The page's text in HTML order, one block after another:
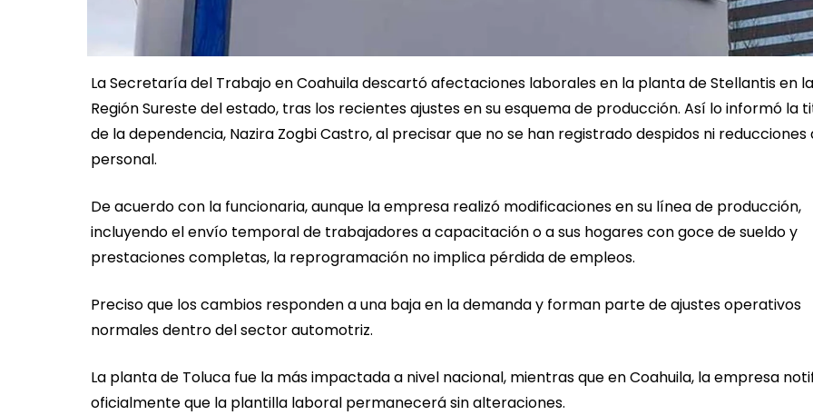
La Secretaría del Trabajo en Coahuila descartó afectaciones laborales en la planta de Stellantis en la
Región Sureste del estado, tras los recientes ajustes en su esquema de producción. Así lo informó la
de la dependencia, Nazira Zogbi Castro, al precisar que no se han registrado despidos ni reducciones
personal.
De acuerdo con la funcionaria, aunque la empresa realizó modificaciones en su línea de producción,
incluyendo el envío temporal de trabajadores a capacitación o a sus hogares con goce de sueldo y
prestaciones completas, la reprogramación no implica pérdida de empleos.
Preciso que los cambios responden a una baja en la demanda y forman parte de ajustes operativos
normales dentro del sector automotriz.
La planta de Toluca fue la más impactada a nivel nacional, mientras que en Coahuila, la empresa
oficialmente que la plantilla laboral permanecerá sin alteraciones.